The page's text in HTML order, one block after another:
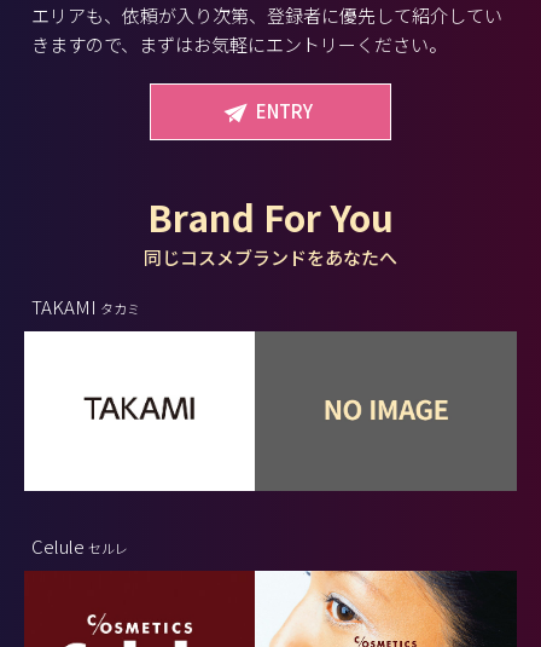
エリアも、依頼が入り次第、登録者に優先して紹介してい
きますので、まずはお気軽にエントリーください。
ENTRY
Brand For You
同じコスメブランドをあなたへ
TAKAMI タカミ
Celule セルレ